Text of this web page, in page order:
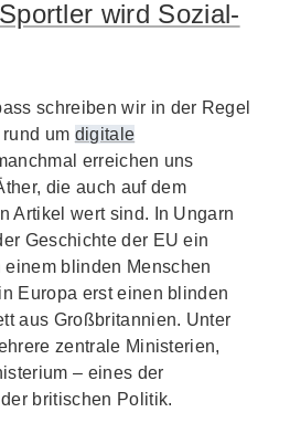
wird Sozial-
schreiben wir in der Regel
um digitale
erreichen uns
die auch auf dem
Artikel wert sind. In Ungarn
Geschichte der EU ein
blinden Menschen
Europa erst einen blinden
aus Großbritannien. Unter
zentrale Ministerien,
– eines der
britischen Politik.